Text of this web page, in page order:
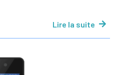
Lire la suite